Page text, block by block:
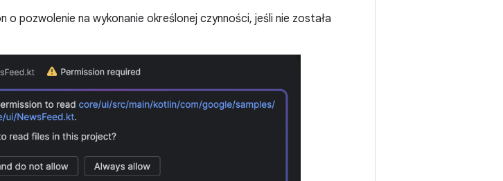
pozwolenie na wykonanie określonej czynności, jeśli nie została